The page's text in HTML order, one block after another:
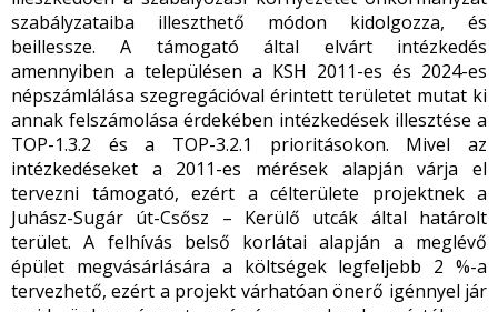
szabályzataiba illeszthető módon kidolgozza, és
beillessze. A támogató által elvárt intézkedés
amennyiben a településen a KSH 2011-es és 2024-es
népszámlálása szegregációval érintett területet mutat ki
annak felszámolása érdekében intézkedések illesztése a
TOP-1.3.2 és a TOP-3.2.1 prioritásokon. Mivel az
intézkedéseket a 2011-es mérések alapján várja el
tervezni támogató, ezért a célterülete projektnek a
Juhász-Sugár út-Csősz – Kerülő utcák által határolt
terület. A felhívás belső korlátai alapján a meglévő
épület megvásárlására a költségek legfeljebb 2 %-a
tervezhető, ezért a projekt várhatóan önerő igénnyel jár